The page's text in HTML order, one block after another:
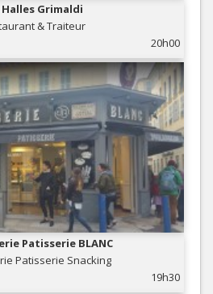
Halles Grimaldi
& Traiteur
20h00
Patisserie BLANC
Patisserie Snacking
19h30